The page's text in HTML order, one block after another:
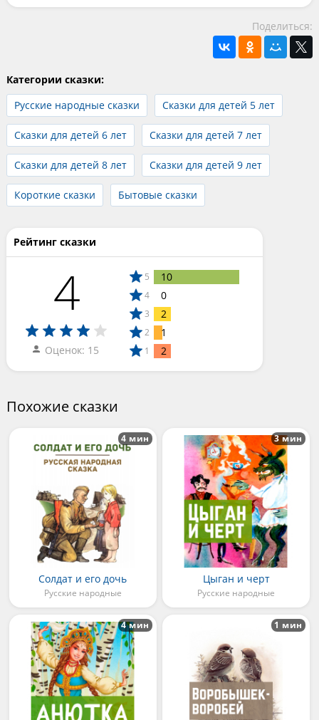
Поделиться:
Категории сказки:
Русские народные сказки
Сказки для детей 5 лет
Сказки для детей 6 лет Сказки для детей 7 лет
Сказки для детей 8 лет Сказки для детей 9 лет
Короткие сказки Бытовые сказки
Рейтинг сказки
4
Оценок: 15
5 10
4 0
3 2
2 1
1 2
Похожие сказки
Солдат и его дочь
Русские народные
4 мин
Цыган и черт
Русские народные
3 мин
4 мин 1 мин